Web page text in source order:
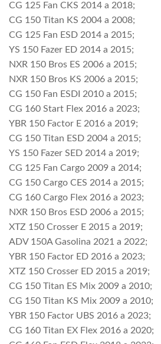
CG 125 Fan CKS 2014 a 2018;
CG 150 Titan KS 2004 a 2008;
CG 125 Fan ESD 2014 a 2015;
YS 150 Fazer ED 2014 a 2015;
NXR 150 Bros ES 2006 a 2015;
NXR 150 Bros KS 2006 a 2015;
CG 150 Fan ESDI 2010 a 2015;
CG 160 Start Flex 2016 a 2023;
YBR 150 Factor E 2016 a 2019;
CG 150 Titan ESD 2004 a 2015;
YS 150 Fazer SED 2014 a 2019;
CG 125 Fan Cargo 2009 a 2014;
CG 150 Cargo CES 2014 a 2015;
CG 160 Cargo Flex 2016 a 2023;
NXR 150 Bros ESD 2006 a 2015;
XTZ 150 Crosser E 2015 a 2019;
ADV 150A Gasolina 2021 a 2022;
YBR 150 Factor ED 2016 a 2023;
XTZ 150 Crosser ED 2015 a 2019;
CG 150 Titan ES Mix 2009 a 2010;
CG 150 Titan KS Mix 2009 a 2010;
YBR 150 Factor UBS 2016 a 2023;
CG 160 Titan EX Flex 2016 a 2020;